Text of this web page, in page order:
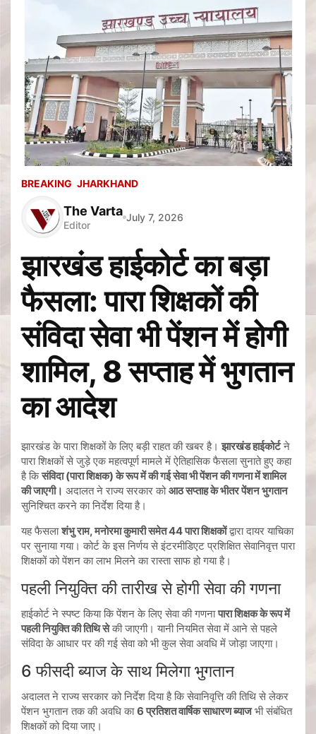
BREAKING JHARKHAND
The Varta
Editor
July 7, 2026
झारखंड हाईकोर्ट का बड़ा
फैसला: पारा शिक्षकों की
संविदा सेवा भी पेंशन में होगी
शामिल, 8 सप्ताह में भुगतान
का आदेश
झारखंड के पारा शिक्षकों के लिए बड़ी राहत की खबर है।झारखंड हाईकोर्टने
पारा शिक्षकों से जुड़े एक महत्वपूर्ण मामले में ऐतिहासिक फैसला सुनाते हुए कहा
है किसंविदा (पारा शिक्षक) के रूप में की गई सेवा भी पेंशन की गणना में शामिल
की जाएगी। अदालत ने राज्य सरकार कोआठ सप्ताह के भीतर पेंशन भुगतान
सुनिश्चित करने का निर्देश दिया है।
यह फैसलाशंभु राम, मनोरमा कुमारी समेत 44 पारा शिक्षकोंद्वारा दायर याचिका
पर सुनाया गया। कोर्ट के इस निर्णय से इंटरमीडिएट प्रशिक्षित सेवानिवृत्त पारा
शिक्षकों को पेंशन का लाभ मिलने का रास्ता साफ हो गया है।
पहली नियुक्ति की तारीख से होगी सेवा की गणना
हाईकोर्ट ने स्पष्ट किया कि पेंशन के लिए सेवा की गणनापारा शिक्षक के रूप में
पहली नियुक्ति की तिथि सेकी जाएगी। यानी नियमित सेवा में आने से पहले
संविदा के आधार पर की गई सेवा को भी कुल सेवा अवधि में जोड़ा जाएगा।
6 फीसदी ब्याज के साथ मिलेगा भुगतान
अदालत ने राज्य सरकार को निर्देश दिया है कि सेवानिवृत्ति की तिथि से लेकर
पेंशन भुगतान तक की अवधि का6 प्रतिशत वार्षिक साधारण ब्याजभी संबंधित
शिक्षकों को दिया जाए।